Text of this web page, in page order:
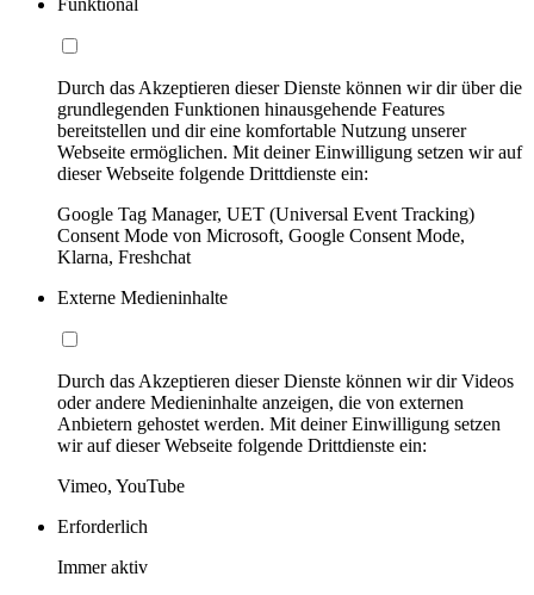
Funktional
Durch das Akzeptieren dieser Dienste können wir dir über die
grundlegenden Funktionen hinausgehende Features
bereitstellen und dir eine komfortable Nutzung unserer
Webseite ermöglichen. Mit deiner Einwilligung setzen wir auf
dieser Webseite folgende Drittdienste ein:
Google Tag Manager, UET (Universal Event Tracking)
Consent Mode von Microsoft, Google Consent Mode,
Klarna, Freshchat
Externe Medieninhalte
Durch das Akzeptieren dieser Dienste können wir dir Videos
oder andere Medieninhalte anzeigen, die von externen
Anbietern gehostet werden. Mit deiner Einwilligung setzen
wir auf dieser Webseite folgende Drittdienste ein:
Vimeo, YouTube
Erforderlich
Immer aktiv